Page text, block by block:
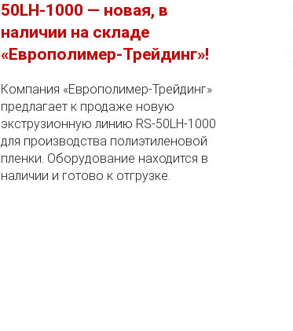
50LH-1000 — новая, в
наличии на складе
«Европолимер-Трейдинг»!
Компания «Европолимер-Трейдинг»
предлагает к продаже новую
экструзионную линию RS-50LH-1000
для производства полиэтиленовой
пленки. Оборудование находится в
наличии и готово к отгрузке.